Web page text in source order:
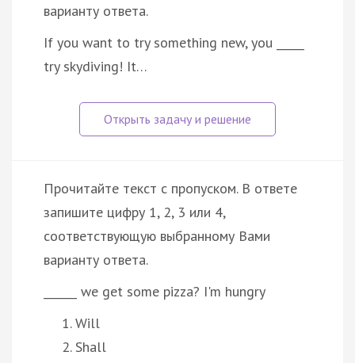
варианту ответа.
If you want to try something new, you _____
try skydiving! It…
Прочитайте текст с пропуском. В ответе
запишите цифру 1, 2, 3 или 4,
соответствующую выбранному Вами
варианту ответа.
______ we get some pizza? I'm hungry
Will
Shall